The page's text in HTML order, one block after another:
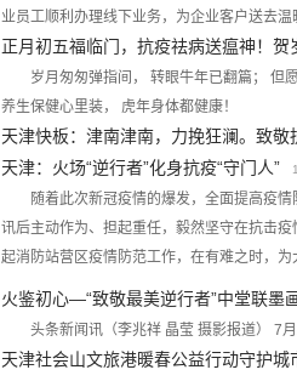
业员工顺利办理线下业务，为企业客户送去温
正月初五福临门，抗疫祛病送瘟神！贺
岁月匆匆弹指间， 转眼牛年已翻篇； 但
养生保健心里装， 虎年身体都健康！
天津快板：津南津南，力挽狂澜。致敬
天津：火场“逆行者”化身抗疫“守门人”
随着此次新冠疫情的爆发，全面提高疫
讯后主动作为、担起重任，毅然坚守在抗击
起消防站营区疫情防范工作，在有难之时，
火鉴初心—“致敬最美逆行者”中堂联墨
头条新闻讯（李兆祥 晶莹 摄影报道） 7
天津社会山文旅港暖春公益行动守护城